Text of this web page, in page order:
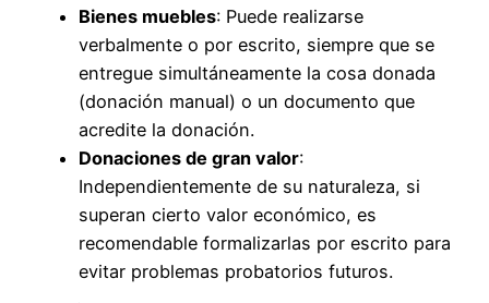
Bienes muebles: Puede realizarse
verbalmente o por escrito, siempre que se
entregue simultáneamente la cosa donada
(donación manual) o un documento que
acredite la donación.
Donaciones de gran valor:
Independientemente de su naturaleza, si
superan cierto valor económico, es
recomendable formalizarlas por escrito para
evitar problemas probatorios futuros.